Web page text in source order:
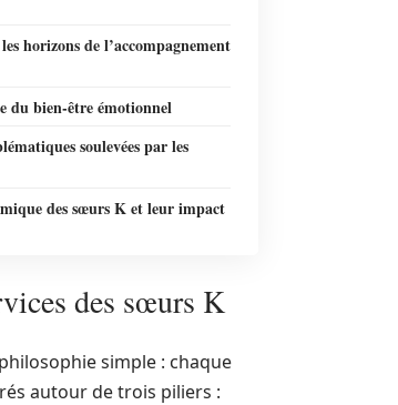
horizons de l’accompagnement
du bien-être émotionnel
soulevées par les
des sœurs K et leur impact
des sœurs K
simple : chaque
autour de trois piliers :